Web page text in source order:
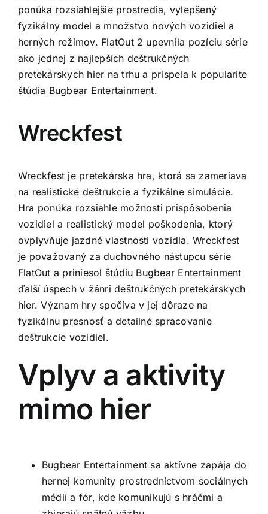
ponúka rozsiahlejšie prostredia, vylepšený
fyzikálny model a množstvo nových vozidiel a
herných režimov. FlatOut 2 upevnila pozíciu série
ako jednej z najlepších deštrukčných
pretekárskych hier na trhu a prispela k popularite
štúdia Bugbear Entertainment.
Wreckfest
Wreckfest je pretekárska hra, ktorá sa zameriava
na realistické deštrukcie a fyzikálne simulácie.
Hra ponúka rozsiahle možnosti prispôsobenia
vozidiel a realistický model poškodenia, ktorý
ovplyvňuje jazdné vlastnosti vozidla. Wreckfest
je považovaný za duchovného nástupcu série
FlatOut a priniesol štúdiu Bugbear Entertainment
ďalší úspech v žánri deštrukčných pretekárskych
hier. Význam hry spočíva v jej dôraze na
fyzikálnu presnosť a detailné spracovanie
deštrukcie vozidiel.
Vplyv a aktivity
mimo hier
Bugbear Entertainment sa aktívne zapája do
hernej komunity prostredníctvom sociálnych
médií a fór, kde komunikujú s hráčmi a